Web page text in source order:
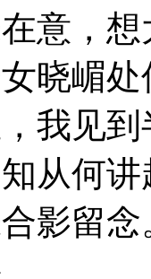
意，
晓嵋
我见
从何
影留念